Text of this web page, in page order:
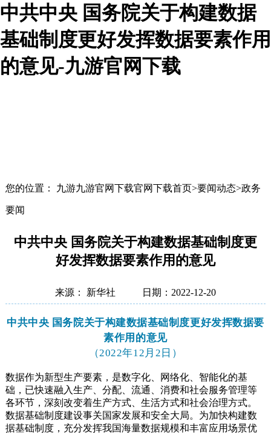
中共中央 国务院关于构建数据
基础制度更好发挥数据要素作用
的意见-九游官网下载
您的位置： 九游九游官网下载官网下载首页>要闻动态>政务
要闻
中共中央 国务院关于构建数据基础制度更
好发挥数据要素作用的意见
来源： 新华社 日期：2022-12-20
中共中央 国务院关于构建数据基础制度更好发挥数据要
素作用的意见
（2022年12月2日）
数据作为新型生产要素，是数字化、网络化、智能化的基
础，已快速融入生产、分配、流通、消费和社会服务管理等
各环节，深刻改变着生产方式、生活方式和社会治理方式。
数据基础制度建设事关国家发展和安全大局。为加快构建数
据基础制度，充分发挥我国海量数据规模和丰富应用场景优